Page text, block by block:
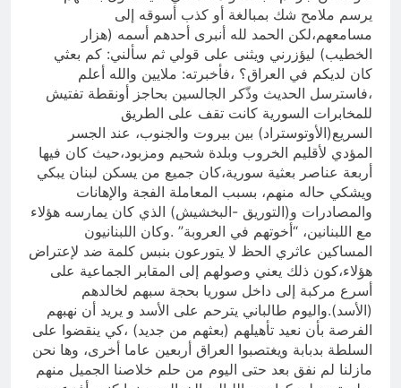
يرسم ملامح شك بمبالغة أو كذب أسوقه إلى
مسامعهم،لكن الحمد لله أنبرى أحدهم أسمه (هزار
الخطيب) ليؤزرني ويثنى على قولي ثم سألني: كم بعثي
كان لديكم في العراق؟ ،فأخبرته: ملايين والله أعلم
،فاسترسل الحديث وذّكر الجالسين بحاجز أونقطة تفتيش
للمخابرات السورية كانت تقف على الطريق
السريع(الأوتوستراد) بين بيروت والجنوب، عند الجسر
المؤدي لأقليم الخروب وبلدة شحيم ومزبود،حيث كان فيها
أربعة عناصر بعثية سورية،كان جميع من يسكن لبنان يبكي
ويشكي حاله منهم، بسبب المعاملة الفجة والإهانات
والمصادرات و(التوريق -البخشيش) الذي كان يمارسه هؤلاء
مع اللبنانين، “أخوتهم في العروبة” .وكان اللبنانيون
المساكين عاثري الحظ لا يتورعون بنبس كلمة ضد لإعتراض
هؤلاء،كون ذلك يعني وصولهم إلى المقابر الجماعية على
أسرع مركبة إلى داخل سوريا بحجة سبهم لخالدهم
(الأسد).واليوم طالباني يترحم على الأسد و يريد أن نهبهم
الفرصة بأن نعيد تأهيلهم (بعثهم من جديد) ،كي ينقضوا على
السلطة بدبابة ويغتصبوا العراق أربعين عاما أخرى، وها نحن
مازلنا لم نفق بعد حتى اليوم من حلم خلاصنا الجميل منهم